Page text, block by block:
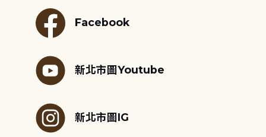
Facebook
新北市圖Youtube
新北市圖IG